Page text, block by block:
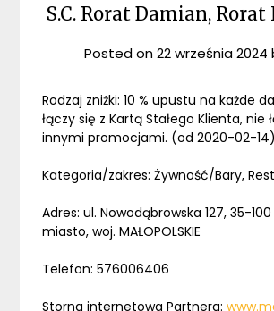
S.C. Rorat Damian,
Posted on22 września 2024
Rodzaj zniżki: 10 % upustu na każde
łączy się z Kartą Stałego Klienta, nie
innymi promocjami. (od 2020-02-14)
Kategoria/zakres: Żywność/Bary,
Adres: ul. Nowodąbrowska 127, 35-
miasto, woj. MAŁOPOLSKIE
Telefon: 576006406
Storna internetowa Partnera: